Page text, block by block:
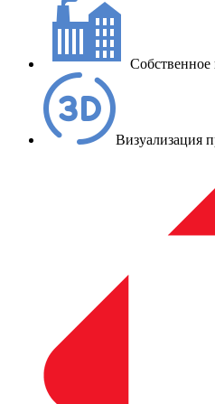
Собственное
Визуализация